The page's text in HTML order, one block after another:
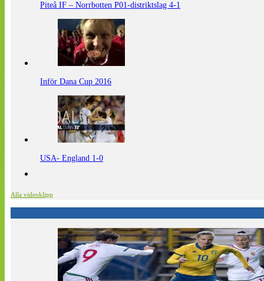
Piteå IF – Norrbotten P01-distriktslag 4-1
Inför Dana Cup 2016
USA- England 1-0
Alla videoklipp